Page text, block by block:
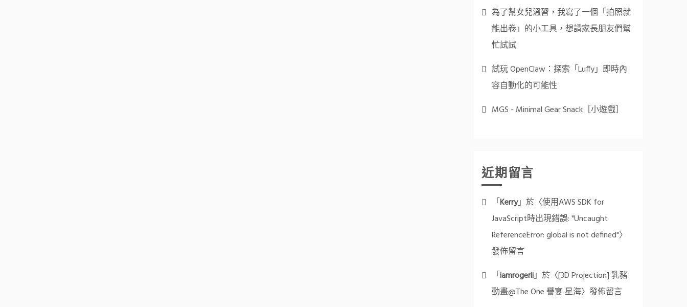
為了幫女兒溫習，我寫了一個「拍照就
能出卷」的小工具，想請家長朋友們幫
忙試試
試玩 OpenClaw：探索「Luffy」即時內
容自動化的可能性
MGS - Minimal Gear Snack［小遊戲］
近期留言
「Kerry」於〈使用AWS SDK for
JavaScript時出現錯誤: "Uncaught
ReferenceError: global is not defined"〉
發佈留言
「iamrogerli」於〈[3D Projection] 乳豬
動畫@The One 譽宴 星海〉發佈留言